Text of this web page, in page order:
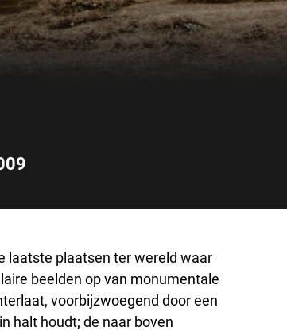
laatste plaatsen ter wereld waar
beelden op van monumentale
voorbijzwoegend door een
halt houdt; de naar boven